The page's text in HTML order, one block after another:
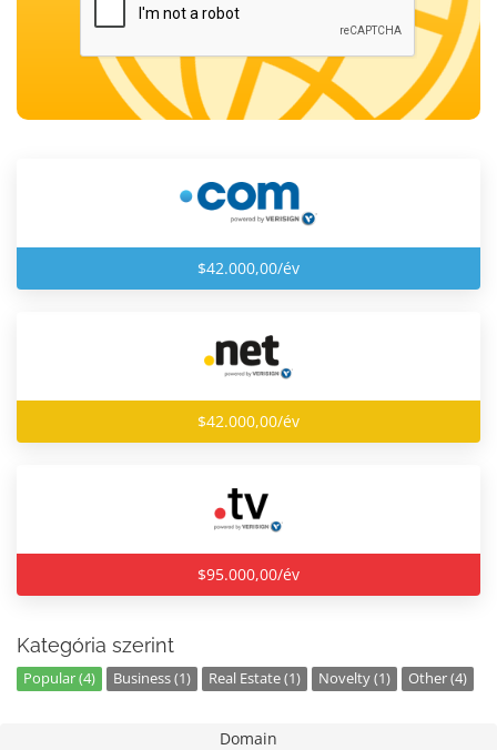
$42.000,00/év
$42.000,00/év
$95.000,00/év
Kategória szerint
Popular (4) Business (1) Real Estate (1) Novelty (1) Other (4)
Domain